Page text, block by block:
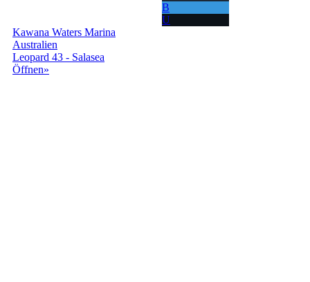
B
U
Kawana Waters Marina
Australien
Leopard 43 - Salasea
Öffnen»